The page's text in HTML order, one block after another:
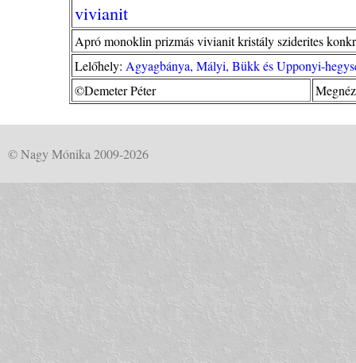
vivianit
Apró monoklin prizmás vivianit kristály sziderites
Lelőhely: Agyagbánya, Mályi, Bükk és Upponyi-
©Demeter Péter
© Nagy Mónika 2009-2026